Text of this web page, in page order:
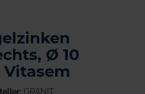
Ø 10
Vitasem
GRANIT